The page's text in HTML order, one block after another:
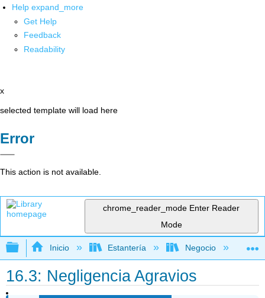
Help expand_more
Get Help
Feedback
Readability
x
selected template will load here
Error
This action is not available.
chrome_reader_mode Enter Reader
Mode
Expandir/contraer jerarquía global
Inicio Estantería Negocio
16.3: Negligencia Agravios